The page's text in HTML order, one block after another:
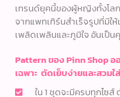
เทรนด์ยุคนี้ของผู้หญิงทั้งโลก
จากแพทเทิร์นสำเร็จรูปที่มีใ
เพลิดเพลินและภูมิใจ อันเป็
Pattern ของ Pinn Shop
เฉพาะ ตัดเย็บง่ายและสวมใ
ใน 1 ชุดจะมีครบทุกไซส์